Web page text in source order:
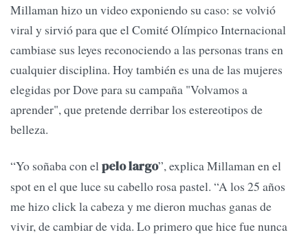
Millaman hizo un video exponiendo su caso: se volvió
viral y sirvió para que el Comité Olímpico Internacional
cambiase sus leyes reconociendo a las personas trans en
cualquier disciplina. Hoy también es una de las mujeres
elegidas por Dove para su campaña "Volvamos a
aprender", que pretende derribar los estereotipos de
belleza.
“Yo soñaba con elpelo largo”, explica Millaman en el
spot en el que luce su cabello rosa pastel. “A los 25 años
me hizo click la cabeza y me dieron muchas ganas de
vivir, de cambiar de vida. Lo primero que hice fue nunca